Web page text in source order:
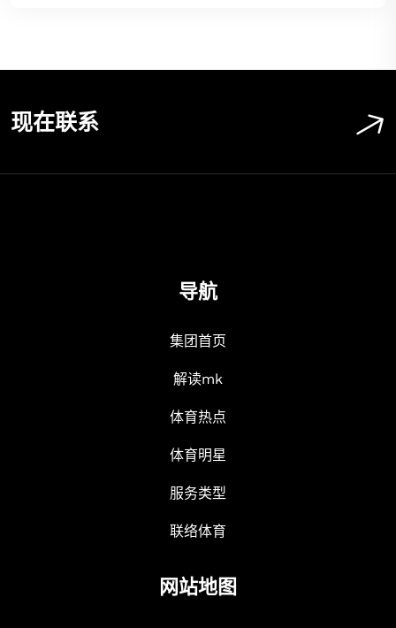
现在联系
导航
集团首页
解读mk
体育热点
体育明星
服务类型
联络体育
网站地图